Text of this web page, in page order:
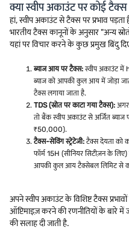
क्या स्वीप अकाउंट पर कोई टैक्स
हां, स्वीप अकाउंट से टैक्स पर प्रभाव
भारतीय टैक्स कानूनों के अनुसार "अन्य
यहां पर विचार करने के कुछ प्रमुख बिंदु
ब्याज आय पर टैक्स: स्वीप अकाउंट
ब्याज को आपकी कुल आय में जोड़ा
टैक्स लगाया जाता है.
TDS (स्रोत पर काटा गया टैक्स):
तो बैंक स्वीप अकाउंट से अर्जित
₹50,000).
टैक्स-सेविंग स्ट्रेटेजी:टैक्स देयता को
फॉर्म 15H (सीनियर सिटीज़न के
आपकी कुल आय टैक्सेबल लिमिट से
अपने स्वीप अकाउंट के विशिष्ट टैक्स
ऑप्टिमाइज़ करने की रणनीतियों के बारे
की सलाह दी जाती है.